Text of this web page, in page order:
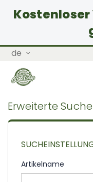
Kostenloser
Zum
springen
Sprache
de
Erweiterte Suche
Artikelname